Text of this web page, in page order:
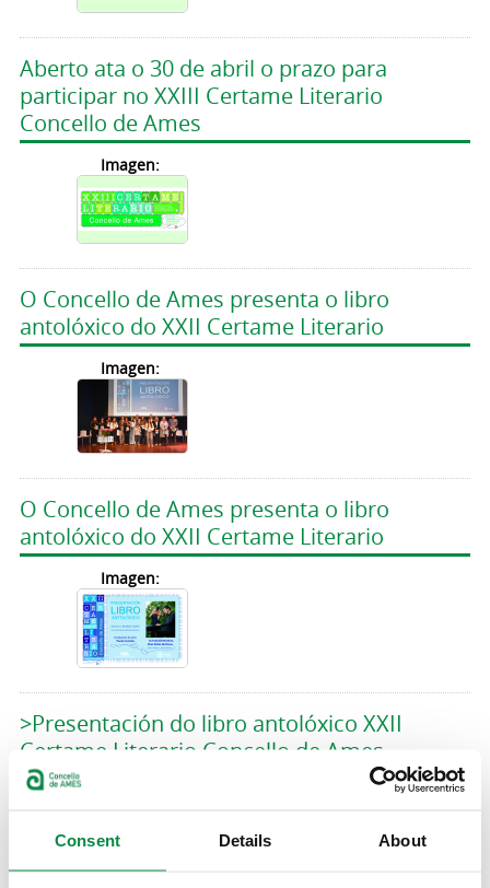
Consent Details About
Aberto ata o 30 de abril o prazo para
participar no XXIII Certame Literario
Concello de Ames
Imagen:
O Concello de Ames presenta o libro
antolóxico do XXII Certame Literario
Imagen:
O Concello de Ames presenta o libro
antolóxico do XXII Certame Literario
Imagen:
>Presentación do libro antolóxico XXII
Certame Literario Concello de Ames
Literatura
O Concello de Ames presenta unha nova
edición do Certame Literario